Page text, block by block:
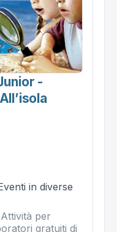
-
in diverse
per
gratuiti di